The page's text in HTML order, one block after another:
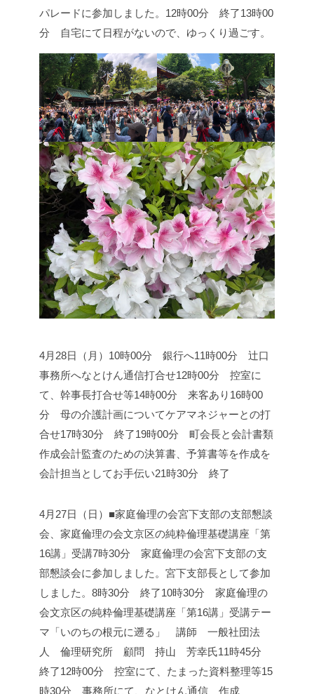
パレードに参加しました。 12時00分 終了13時00
分 自宅にて日程がないので、ゆっくり過ごす。
4月28日（月） 10時00分 銀行へ11時00分 辻口
事務所へなとけん通信打合せ12時00分 控室に
て、幹事長打合せ等14時00分 来客あり 16時00
分 母の介護計画についてケアマネジャーとの打
合せ17時30分 終了19時00分 町会長と会計書類
作成会計監査のための決算書、予算書等を作成を
会計担当としてお手伝い21時30分 終了
4月27日（日）■家庭倫理の会宮下支部の支部懇談
会、家庭倫理の会文京区の純粋倫理基礎講座「第
16講」受講7時30分 家庭倫理の会宮下支部の支
部懇談会に参加しました。 宮下支部長として参加
しました。 8時30分 終了10時30分 家庭倫理の
会文京区の純粋倫理基礎講座「第16講」受講テー
マ「いのちの根元に遡る」 講師 一般社団法
人 倫理研究所 顧問 持山 芳幸氏11時45分
終了12時00分 控室にて、たまった資料整理等15
時30分 事務所にて、なとけん通信 作成